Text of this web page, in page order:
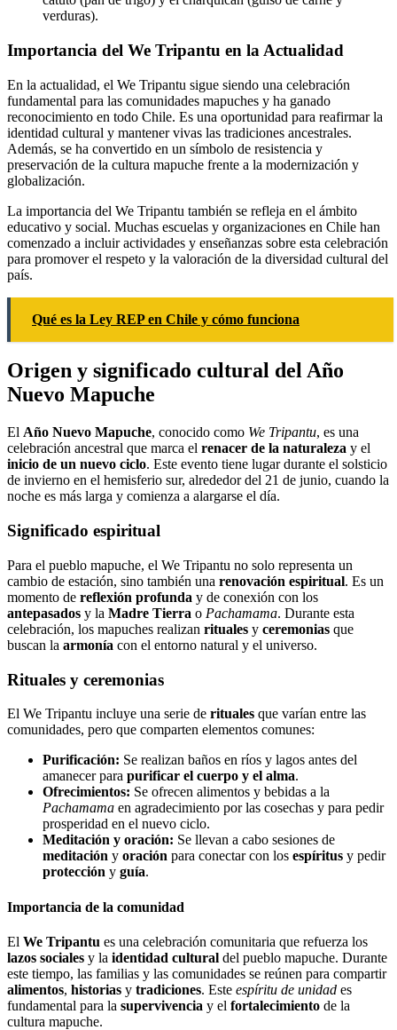
verduras).
Importancia del We Tripantu en la Actualidad
En la actualidad, el We Tripantu sigue siendo una celebración
fundamental para las comunidades mapuches y ha ganado
reconocimiento en todo Chile. Es una oportunidad para reafirmar la
identidad cultural y mantener vivas las tradiciones ancestrales.
Además, se ha convertido en un símbolo de resistencia y
preservación de la cultura mapuche frente a la modernización y
globalización.
La importancia del We Tripantu también se refleja en el ámbito
educativo y social. Muchas escuelas y organizaciones en Chile han
comenzado a incluir actividades y enseñanzas sobre esta celebración
para promover el respeto y la valoración de la diversidad cultural del
país.
Qué es la Ley REP en Chile y cómo funciona
Origen y significado cultural del Año
Nuevo Mapuche
El Año Nuevo Mapuche, conocido como We Tripantu, es una
celebración ancestral que marca el renacer de la naturaleza y el
inicio de un nuevo ciclo. Este evento tiene lugar durante el solsticio
de invierno en el hemisferio sur, alrededor del 21 de junio, cuando la
noche es más larga y comienza a alargarse el día.
Significado espiritual
Para el pueblo mapuche, el We Tripantu no solo representa un
cambio de estación, sino también una renovación espiritual. Es un
momento de reflexión profunda y de conexión con los
antepasados y la Madre Tierra o Pachamama. Durante esta
celebración, los mapuches realizan rituales y ceremonias que
buscan la armonía con el entorno natural y el universo.
Rituales y ceremonias
El We Tripantu incluye una serie de rituales que varían entre las
comunidades, pero que comparten elementos comunes:
Purificación: Se realizan baños en ríos y lagos antes del
amanecer para purificar el cuerpo y el alma.
Ofrecimientos: Se ofrecen alimentos y bebidas a la
Pachamama en agradecimiento por las cosechas y para pedir
prosperidad en el nuevo ciclo.
Meditación y oración: Se llevan a cabo sesiones de
meditación y oración para conectar con los espíritus y pedir
protección y guía.
Importancia de la comunidad
El We Tripantu es una celebración comunitaria que refuerza los
lazos sociales y la identidad cultural del pueblo mapuche. Durante
este tiempo, las familias y las comunidades se reúnen para compartir
alimentos, historias y tradiciones. Este espíritu de unidad es
fundamental para la supervivencia y el fortalecimiento de la
cultura mapuche.